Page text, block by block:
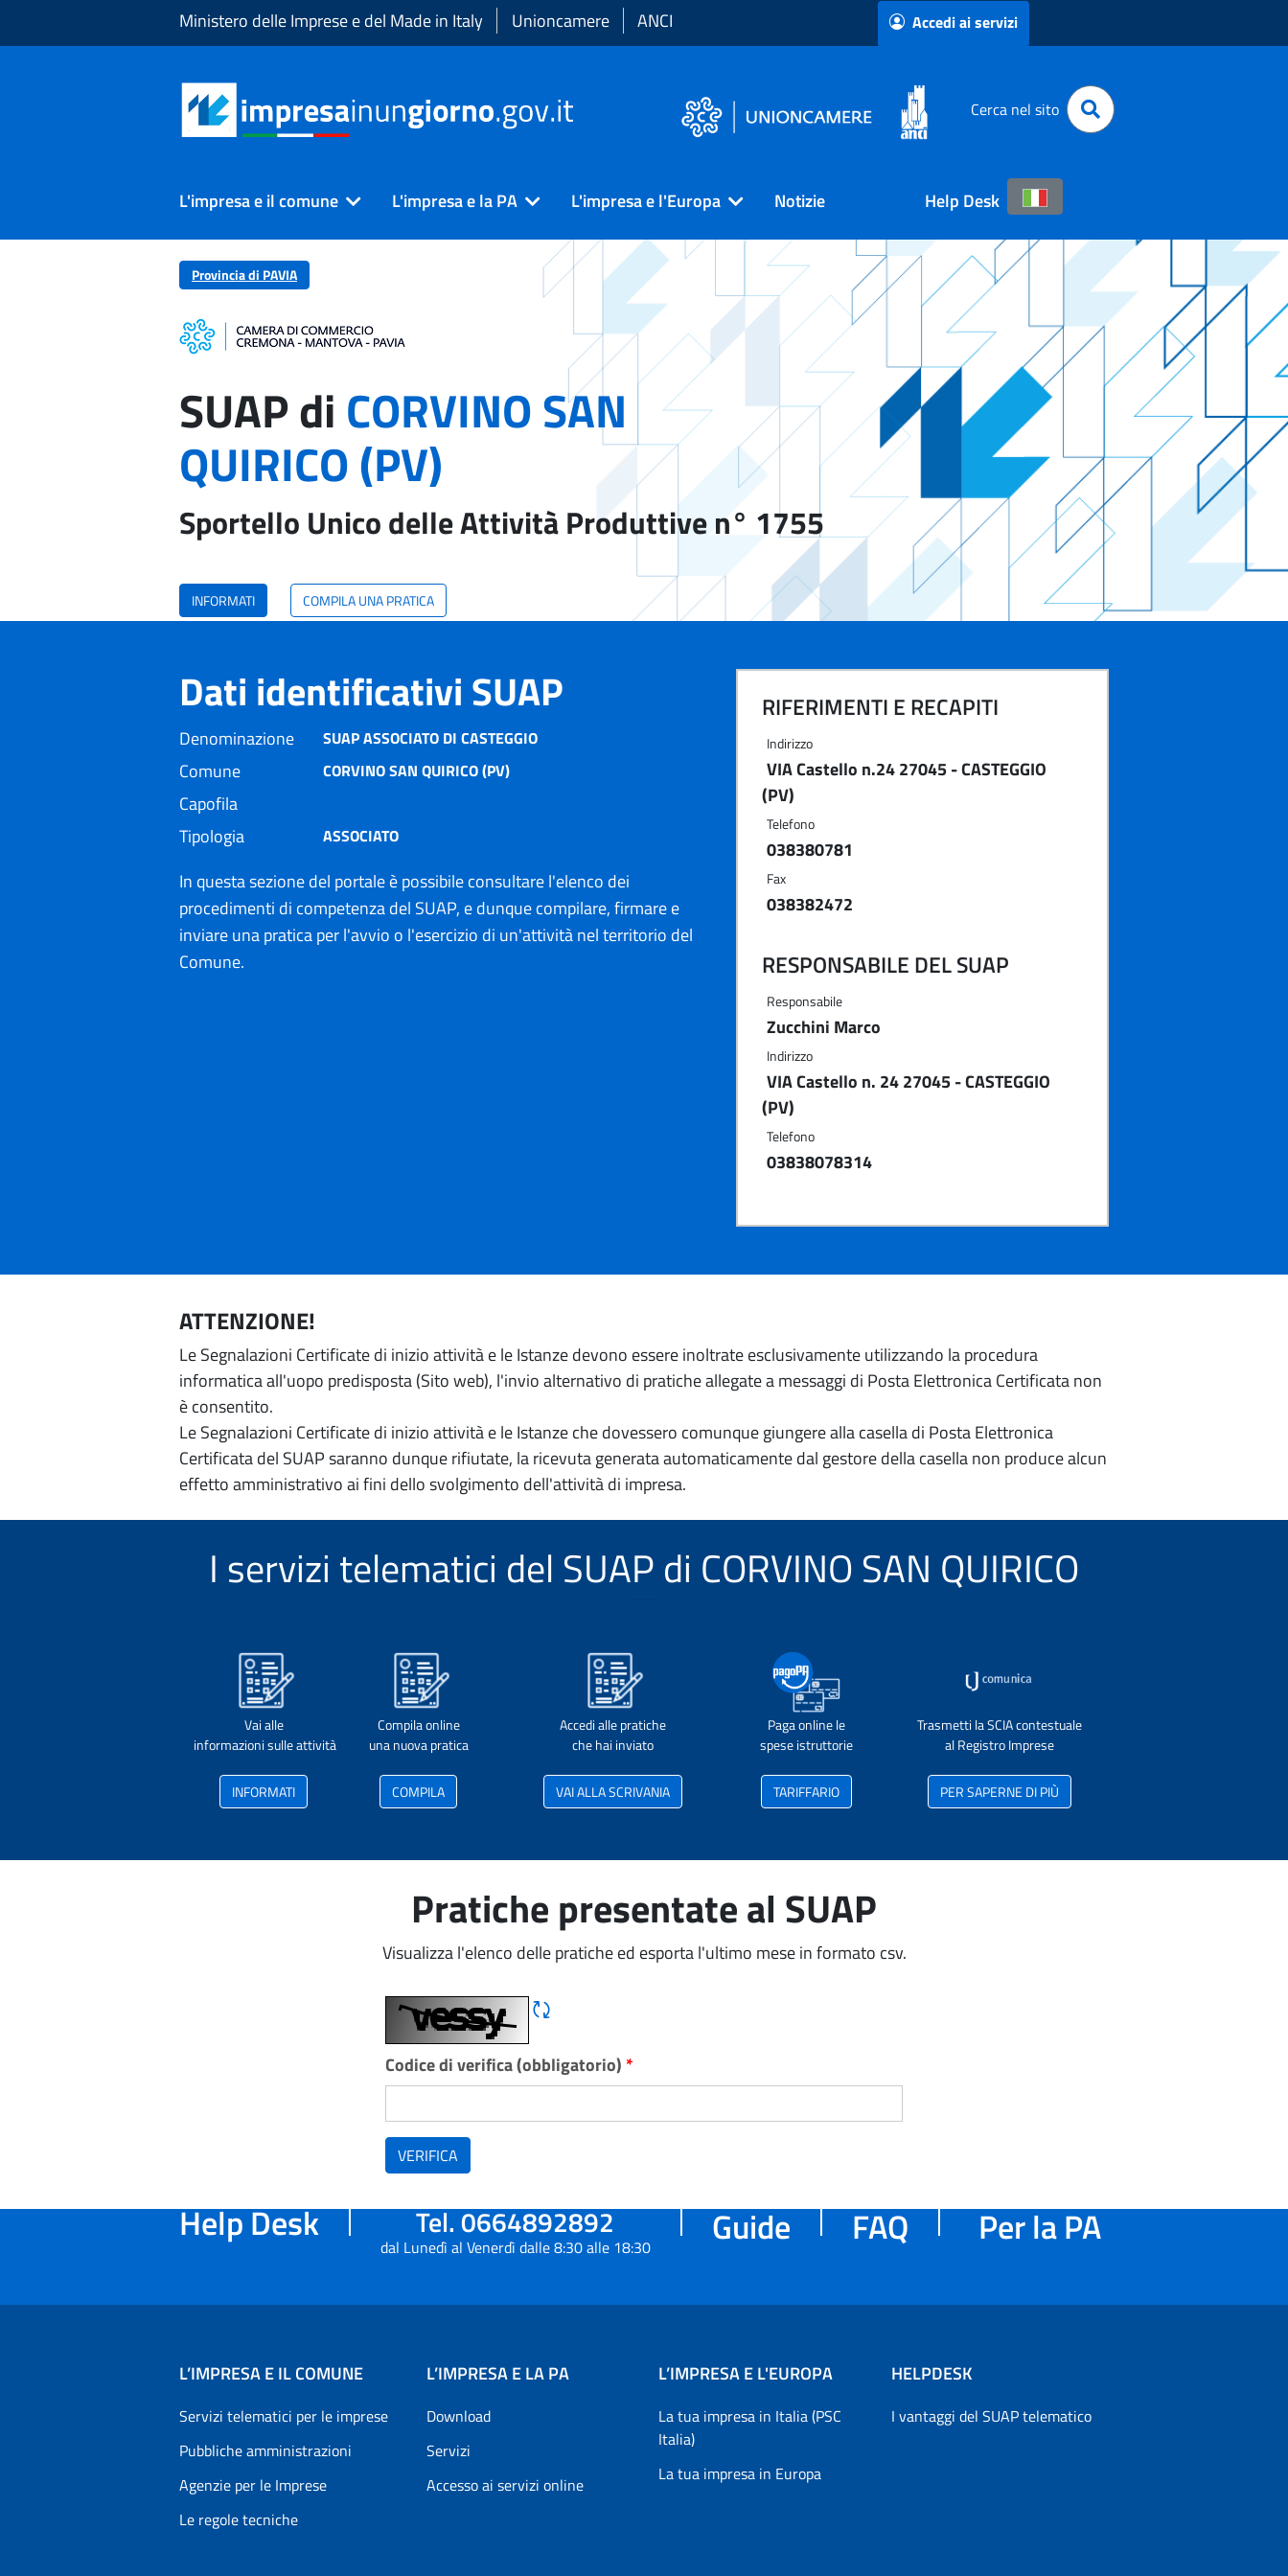
Ministero delle Imprese e del Made in Italy Unioncamere ANCI Accedi ai servizi
Cerca nel sito
L'impresa e il comune L'impresa e la PA L'impresa e l'Europa Notizie Help Desk
Provincia di PAVIA
SUAP di CORVINO SAN
QUIRICO (PV)
Sportello Unico delle Attività Produttive n° 1755
INFORMATI COMPILA UNA PRATICA
Dati identificativi SUAP
Denominazione SUAP ASSOCIATO DI CASTEGGIO
Comune CORVINO SAN QUIRICO (PV)
Capofila
Tipologia
ASSOCIATO
In questa sezione del portale è possibile consultare l'elenco dei
procedimenti di competenza del SUAP, e dunque compilare, firmare e
inviare una pratica per l'avvio o l'esercizio di un'attività nel territorio del
Comune.
RIFERIMENTI E RECAPITI
Indirizzo
VIA Castello n.24 27045 - CASTEGGIO
(PV)
Telefono
038380781
Fax
038382472
RESPONSABILE DEL SUAP
Responsabile
Zucchini Marco
Indirizzo
VIA Castello n. 24 27045 - CASTEGGIO
(PV)
Telefono
03838078314
ATTENZIONE!
Le Segnalazioni Certificate di inizio attività e le Istanze devono essere inoltrate esclusivamente utilizzando la procedura
informatica all'uopo predisposta (Sito web), l'invio alternativo di pratiche allegate a messaggi di Posta Elettronica Certificata non
è consentito.
Le Segnalazioni Certificate di inizio attività e le Istanze che dovessero comunque giungere alla casella di Posta Elettronica
Certificata del SUAP saranno dunque rifiutate, la ricevuta generata automaticamente dal gestore della casella non produce alcun
effetto amministrativo ai fini dello svolgimento dell'attività di impresa.
I servizi telematici del SUAP di CORVINO SAN QUIRICO
Vai alle
informazioni sulle attività
INFORMATI
Compila online
una nuova pratica
COMPILA
Accedi alle pratiche
che hai inviato
VAI ALLA SCRIVANIA
Paga online le
spese istruttorie
TARIFFARIO
Trasmetti la SCIA contestuale
al Registro Imprese
PER SAPERNE DI PIÙ
Pratiche presentate al SUAP
Visualizza l'elenco delle pratiche ed esporta l'ultimo mese in formato csv.
Rigene CAPTCHA
Codice di verifica (obbligatorio) *
VERIFICA
Help Desk Tel. 0664892892
dal Lunedì al Venerdì dalle 8:30 alle 18:30 Guide FAQ Per la PA
L’IMPRESA E IL COMUNE
Servizi telematici per le imprese
Pubbliche amministrazioni
Agenzie per le Imprese
Le regole tecniche
L’IMPRESA E LA PA
Download
Servizi
Accesso ai servizi online
L’IMPRESA E L'EUROPA
La tua impresa in Italia (PSC
Italia)
La tua impresa in Europa
HELPDESK
I vantaggi del SUAP telematico